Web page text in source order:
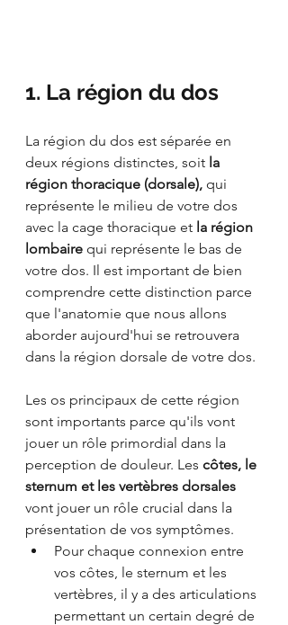
1. La région du dos
La région du dos est séparée en
deux régions distinctes, soit la
région thoracique (dorsale), qui
représente le milieu de votre dos
avec la cage thoracique et la région
lombaire qui représente le bas de
votre dos. Il est important de bien
comprendre cette distinction parce
que l'anatomie que nous allons
aborder aujourd'hui se retrouvera
dans la région dorsale de votre dos.
Les os principaux de cette région
sont importants parce qu'ils vont
jouer un rôle primordial dans la
perception de douleur. Les côtes, le
sternum et les vertèbres dorsales
vont jouer un rôle crucial dans la
présentation de vos symptômes.
Pour chaque connexion entre
vos côtes, le sternum et les
vertèbres, il y a des articulations
permettant un certain degré de